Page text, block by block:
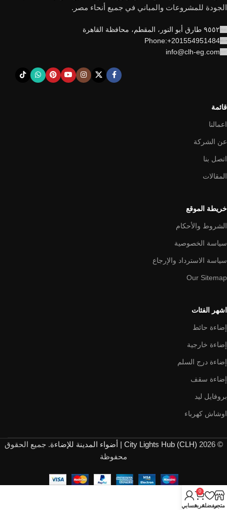
الجودة للمشروعات والمباني في جميع أنحاء مصر.
٩٥٥٢ طارق أبو النور، المقطم، محافظة القاهرة
Phone:+201554951484
info@clh-eg.com
قائمة
اعمالنا
عن الشركة
اتصل بنا
المقالات
خريطة الموقع
الشروط والأحكام
سياسة الخصوصية
سياسة الاسترداد والإرجاع
Our Sitemap
اشهر الفئات
إضاءة حائط
إضاءة خارجية
إضاءة درج السلم
إضاءة سقف
بروفايل ليد
اوشاش كهرباء
© 2026 City Lights Hub (CLH) | أضواء المدينة للإضاءة
. جميع الحقوق
محفوظة
متجرمفضلة
0
عربةحسابي